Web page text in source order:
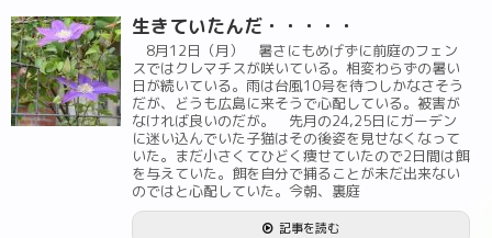
生きていたんだ・・・・・
8月12日（月） 暑さにもめげずに前庭のフェン
スではクレマチスが咲いている。相変わらずの暑い
日が続いている。雨は台風10号を待つしかなさそう
だが、どうも広島に来そうで心配している。被害が
なければ良いのだが。 先月の24,25日にガーデン
に迷い込んでいた子猫はその後姿を見せなくなって
いた。まだ小さくてひどく痩せていたので2日間は餌
を与えていた。餌を自分で捕ることが未だ出来ない
のではと心配していた。今朝、裏庭
記事を読む